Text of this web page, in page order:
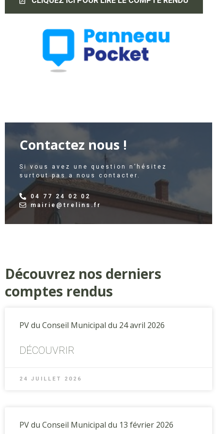
Contactez nous !
Si vous avez une question n’hésitez
surtout pas a nous contacter.
04 77 24 02 02
mairie@trelins.fr
Découvrez nos derniers
comptes rendus
PV du Conseil Municipal du 24 avril 2026
DÉCOUVRIR
24 JUILLET 2026
PV du Conseil Municipal du 13 février 2026